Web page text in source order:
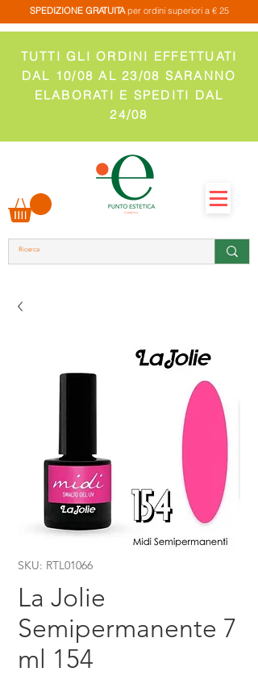
SPEDIZIONE GRATUITAper ordini superiori a € 25
TUTTI GLI ORDINI EFFETTUATI
DAL 10/08 AL 23/08 SARANNO
ELABORATI E SPEDITI DAL
24/08
SKU: RTL01066
La Jolie
Semipermanente 7
ml 154